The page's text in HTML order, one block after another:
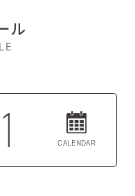
ル
CALENDAR